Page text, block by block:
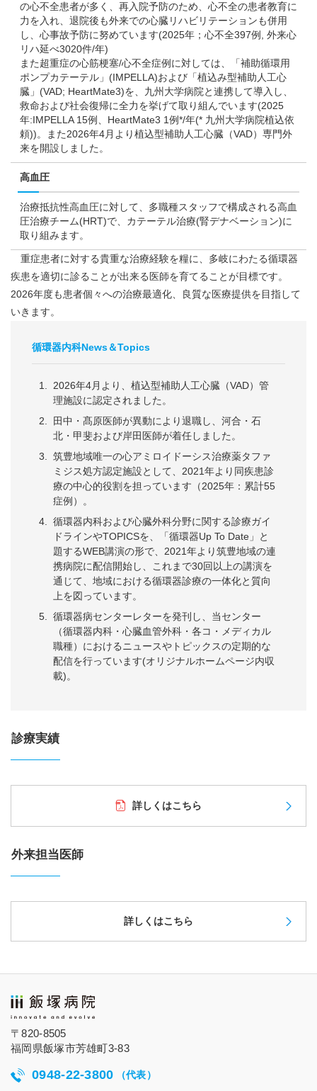
の心不全患者が多く、再入院予防のため、心不全の患者教育に
力を入れ、退院後も外来での心臓リハビリテーションも併用
し、心事故予防に努めています(2025年；心不全397例, 外来心
リハ延べ3020件/年)
また超重症の心筋梗塞/心不全症例に対しては、「補助循環用
ポンプカテーテル」(IMPELLA)および「植込み型補助人工心
臓」(VAD; HeartMate3)を、九州大学病院と連携して導入し、
救命および社会復帰に全力を挙げて取り組んでいます(2025
年:IMPELLA 15例、HeartMate3 1例*/年(* 九州大学病院植込依
頼))。また2026年4月より植込型補助人工心臓（VAD）専門外
来を開設しました。
高血圧
治療抵抗性高血圧に対して、多職種スタッフで構成される高血
圧治療チーム(HRT)で、カテーテル治療(腎デナベーション)に
取り組みます。
重症患者に対する貴重な治療経験を糧に、多岐にわたる循環器
疾患を適切に診ることが出来る医師を育てることが目標です。
2026年度も患者個々への治療最適化、良質な医療提供を目指して
いきます。
循環器内科News＆Topics
2026年4月より、植込型補助人工心臓（VAD）管
理施設に認定されました。
田中・髙原医師が異動により退職し、河合・石
北・甲斐および岸田医師が着任しました。
筑豊地域唯一の心アミロイドーシス治療薬タファ
ミジス処方認定施設として、2021年より同疾患診
療の中心的役割を担っています（2025年：累計55
症例）。
循環器内科および心臓外科分野に関する診療ガイ
ドラインやTOPICSを、「循環器Up To Date」と
題するWEB講演の形で、2021年より筑豊地域の連
携病院に配信開始し、これまで30回以上の講演を
通じて、地域における循環器診療の一体化と質向
上を図っています。
循環器病センターレターを発刊し、当センター
（循環器内科・心臓血管外科・各コ・メディカル
職種）におけるニュースやトピックスの定期的な
配信を行っています(オリジナルホームページ内収
載)。
診療実績
詳しくはこちら
外来担当医師
詳しくはこちら
〒820-8505
福岡県飯塚市芳雄町3-83
0948-22-3800 （代表）